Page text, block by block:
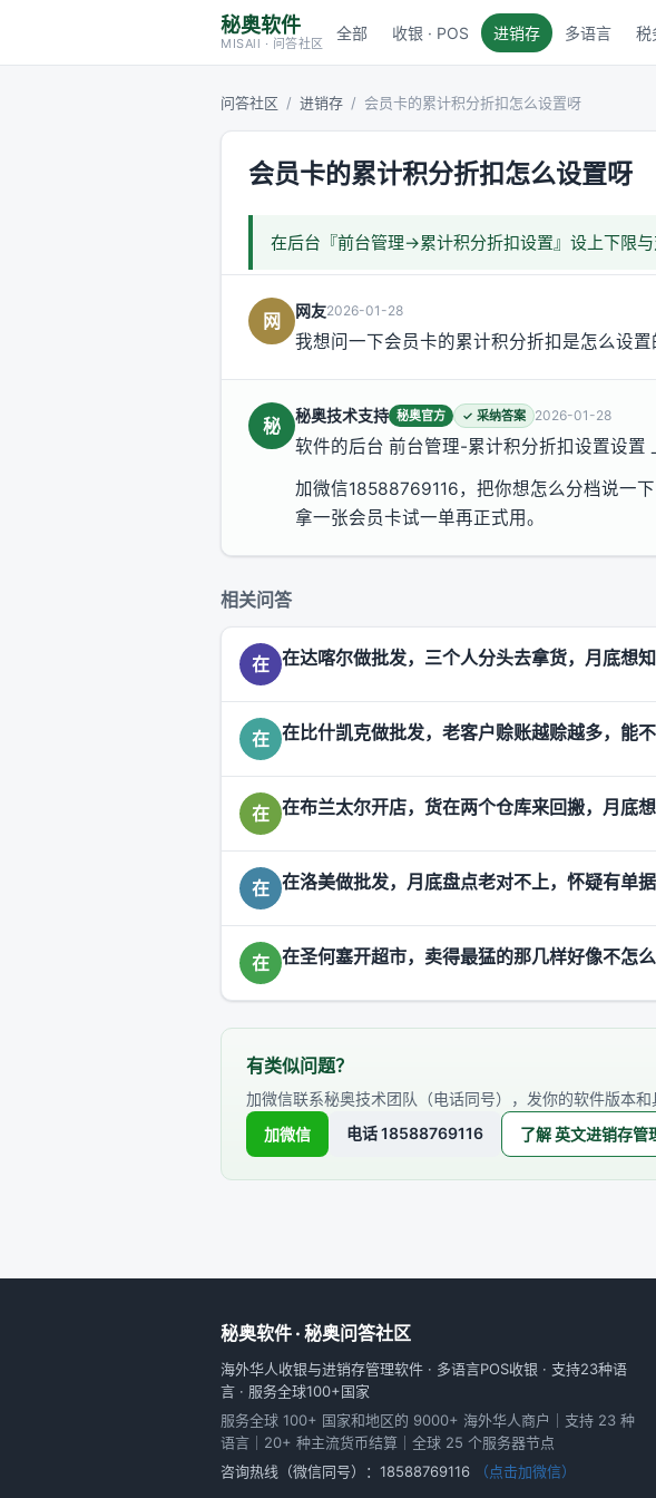
秘奥软件
MISAll · 问答社区
全部 收银 · POS 进销存 多语言 税
问答社区 / 进销存 / 会员卡的累计积分折扣怎么设置呀
会员卡的累计积分折扣怎么设置呀
在后台『前台管理→累计积分折扣设置』设上下限
网 网友2026-01-28
我想问一下会员卡的累计积分折扣是怎么设
秘 秘奥技术支持 秘奥官方 ✓ 采纳答案 2026-01-28
软件的后台 前台管理-累计积分折扣设置设置
加微信18588769116，把你想怎么分档说一
拿一张会员卡试一单再正式用。
相关问答
在 在达喀尔做批发，三个人分头去拿货，月底想
在 在比什凯克做批发，老客户赊账越赊越多，能
在 在布兰太尔开店，货在两个仓库来回搬，月底
在 在洛美做批发，月底盘点老对不上，怀疑有单
在 在圣何塞开超市，卖得最猛的那几样好像不怎
有类似问题？
加微信联系秘奥技术团队（电话同号），发你的软件版本和
加微信
电话 18588769116 了解 英文进销存管
秘奥软件 · 秘奥问答社区
海外华人收银与进销存管理软件 · 多语言POS收银 · 支持23种语
言 · 服务全球100+国家
服务全球 100+ 国家和地区的 9000+ 海外华人商户｜支持 23 种
语言｜20+ 种主流货币结算｜全球 25 个服务器节点
咨询热线（微信同号）： 18588769116 （点击加微信）